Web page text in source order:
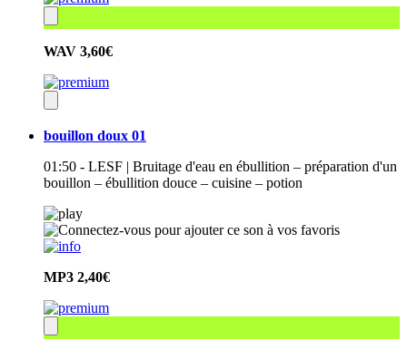
WAV 3,60€
bouillon doux 01
01:50 - LESF | Bruitage d'eau en ébullition – préparation d'un
bouillon – ébullition douce – cuisine – potion
MP3 2,40€